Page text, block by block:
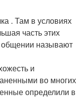
. Там в условиях
часть этих
общении называют
и
во многих
определили в